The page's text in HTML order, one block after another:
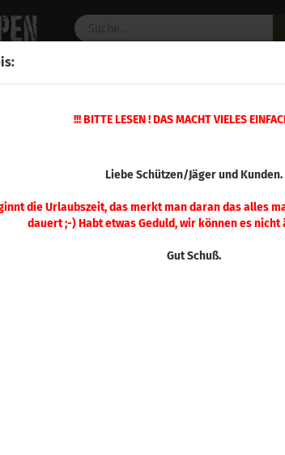
!!! BITTE LESEN ! DAS MACHT VIELES
Liebe Schützen/Jäger und Kunden.
die Urlaubszeit, das merkt man daran das alles
dauert ;-) Habt etwas Geduld, wir können es nicht
Gut Schuß.
155gr 500 Stück